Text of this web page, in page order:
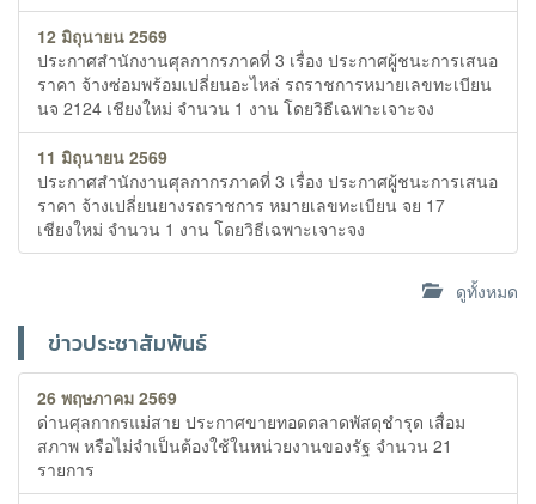
12 มิถุนายน 2569
ประกาศสำนักงานศุลกากรภาคที่ 3 เรื่อง ประกาศผู้ชนะการเสนอ
ราคา จ้างซ่อมพร้อมเปลี่ยนอะไหล่ รถราชการหมายเลขทะเบียน
นจ 2124 เชียงใหม่ จำนวน 1 งาน โดยวิธีเฉพาะเจาะจง
11 มิถุนายน 2569
ประกาศสำนักงานศุลกากรภาคที่ 3 เรื่อง ประกาศผู้ชนะการเสนอ
ราคา จ้างเปลี่ยนยางรถราชการ หมายเลขทะเบียน จย 17
เชียงใหม่ จำนวน 1 งาน โดยวิธีเฉพาะเจาะจง
ดูทั้งหมด
ข่าวประชาสัมพันธ์
26 พฤษภาคม 2569
ด่านศุลกากรแม่สาย ประกาศขายทอดตลาดพัสดุชำรุด เสื่อม
สภาพ หรือไม่จำเป็นต้องใช้ในหน่วยงานของรัฐ จำนวน 21
รายการ